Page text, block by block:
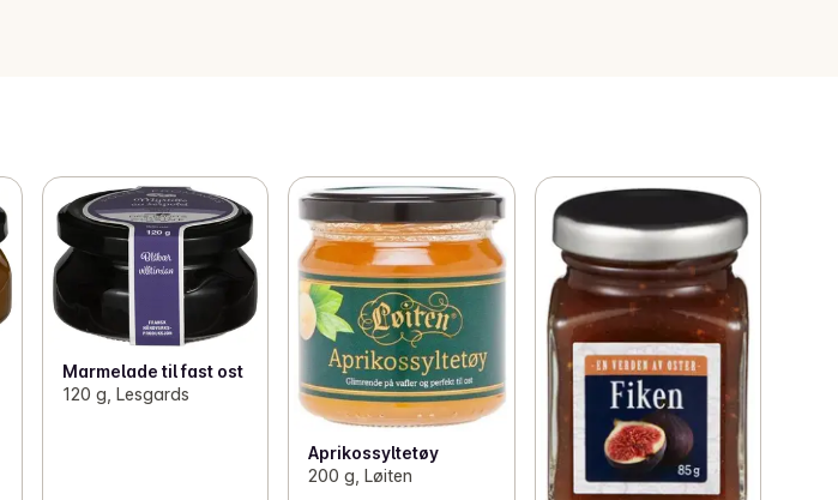
Marmelade til fast ost
120 g, Lesgards
Aprikossyltetøy
200 g, Løiten